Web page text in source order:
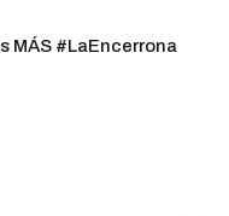
MÁS #LaEncerrona